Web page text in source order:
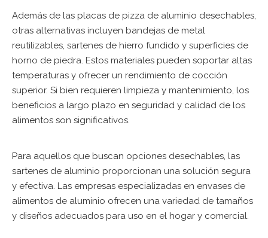
Además de las placas de pizza de aluminio desechables,
otras alternativas incluyen bandejas de metal
reutilizables, sartenes de hierro fundido y superficies de
horno de piedra. Estos materiales pueden soportar altas
temperaturas y ofrecer un rendimiento de cocción
superior. Si bien requieren limpieza y mantenimiento, los
beneficios a largo plazo en seguridad y calidad de los
alimentos son significativos.
Para aquellos que buscan opciones desechables, las
sartenes de aluminio proporcionan una solución segura
y efectiva. Las empresas especializadas en envases de
alimentos de aluminio ofrecen una variedad de tamaños
y diseños adecuados para uso en el hogar y comercial.